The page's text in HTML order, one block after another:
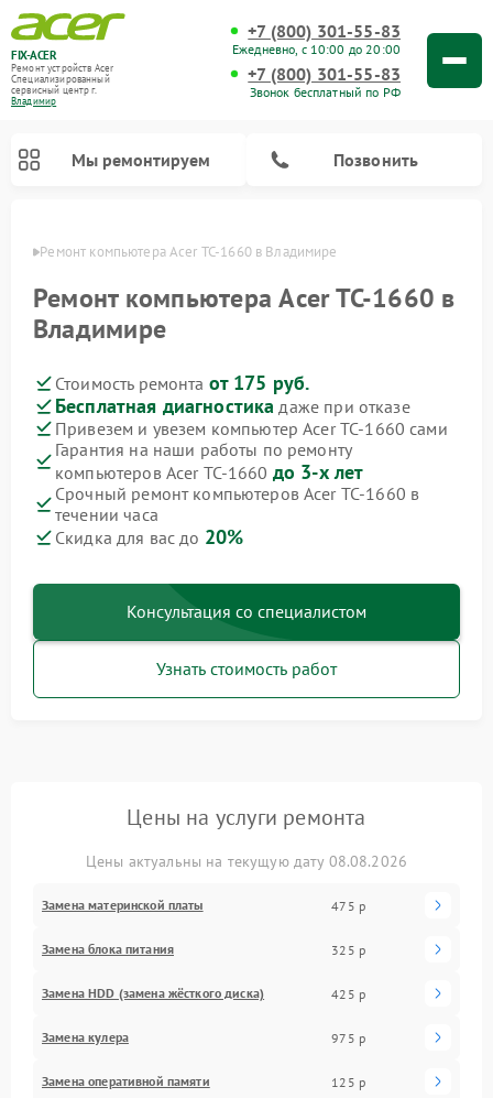
FIX-ACER
Ремонт устройств Acer
Специализированный
cервисный центр г.
Владимир
+7 (800) 301-55-83
Ежедневно, с 10:00 до 20:00
+7 (800) 301-55-83
Звонок бесплатный по РФ
Мы ремонтируем Позвонить
Ремонт компьютера Acer TC-1660 в Владимире
Ремонт компьютера Acer TC-1660 в
Владимире
Стоимость ремонта от 175 руб.
Бесплатная диагностика даже при отказе
Привезем и увезем компьютер Acer TC-1660 сами
Гарантия на наши работы по ремонту
компьютеров Acer TC-1660 до 3-х лет
Срочный ремонт компьютеров Acer TC-1660 в
течении часа
Скидка для вас до 20%
Консультация со специалистом
Узнать стоимость работ
Цены на услуги ремонта
Цены актуальны на текущую дату 08.08.2026
Замена материнской платы 475 р
Замена блока питания 325 р
Замена HDD (замена жёсткого диска) 425 р
Замена кулера 975 р
Замена оперативной памяти 125 р